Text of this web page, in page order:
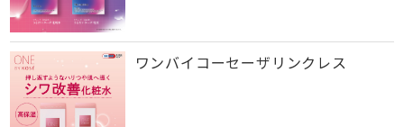
ワンバイコーセーザリンクレス